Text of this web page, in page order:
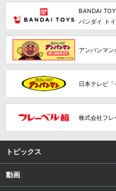
BANDAI
バンダイ ト
アンパンマン
日本テレビ「
株式会社フレ
トピックス
動画